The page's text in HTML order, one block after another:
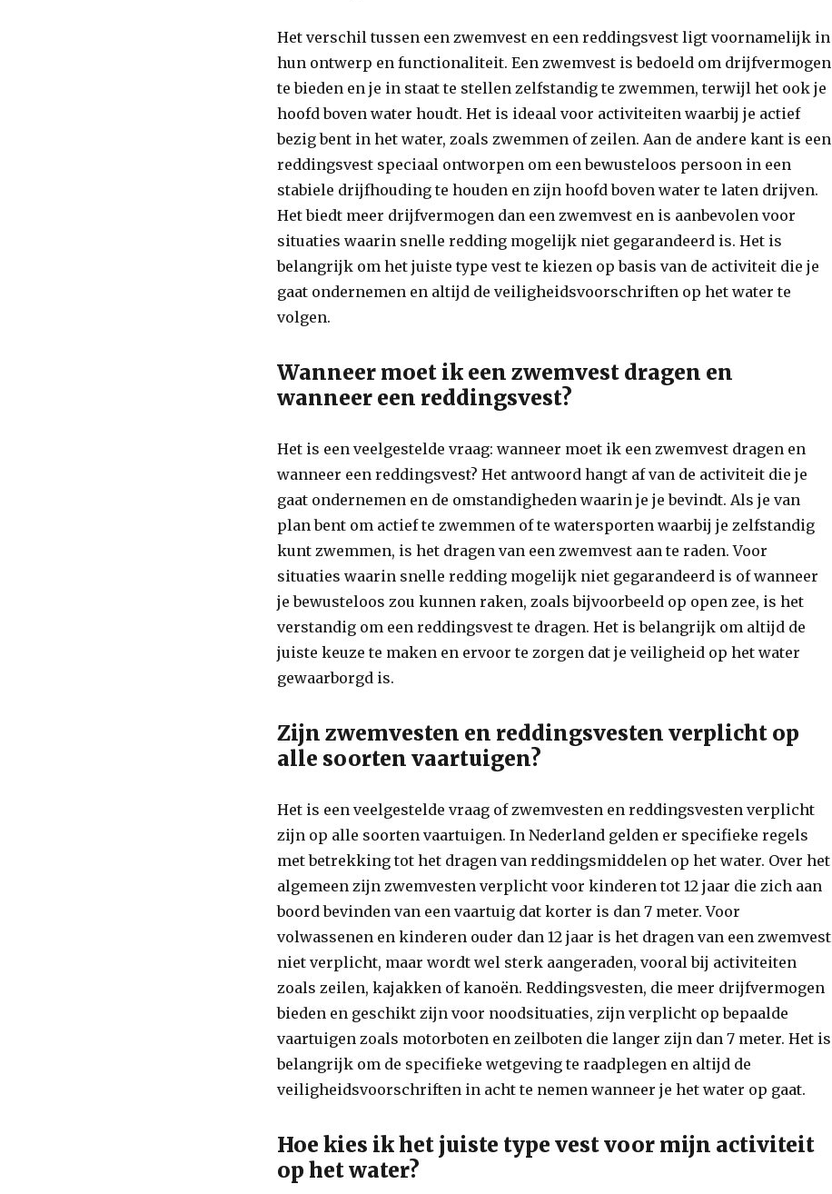
Het verschil tussen een zwemvest en een reddingsvest ligt voornamelijk in
hun ontwerp en functionaliteit. Een zwemvest is bedoeld om drijfvermogen
te bieden en je in staat te stellen zelfstandig te zwemmen, terwijl het ook je
hoofd boven water houdt. Het is ideaal voor activiteiten waarbij je actief
bezig bent in het water, zoals zwemmen of zeilen. Aan de andere kant is een
reddingsvest speciaal ontworpen om een bewusteloos persoon in een
stabiele drijfhouding te houden en zijn hoofd boven water te laten drijven.
Het biedt meer drijfvermogen dan een zwemvest en is aanbevolen voor
situaties waarin snelle redding mogelijk niet gegarandeerd is. Het is
belangrijk om het juiste type vest te kiezen op basis van de activiteit die je
gaat ondernemen en altijd de veiligheidsvoorschriften op het water te
volgen.
Wanneer moet ik een zwemvest dragen en
wanneer een reddingsvest?
Het is een veelgestelde vraag: wanneer moet ik een zwemvest dragen en
wanneer een reddingsvest? Het antwoord hangt af van de activiteit die je
gaat ondernemen en de omstandigheden waarin je je bevindt. Als je van
plan bent om actief te zwemmen of te watersporten waarbij je zelfstandig
kunt zwemmen, is het dragen van een zwemvest aan te raden. Voor
situaties waarin snelle redding mogelijk niet gegarandeerd is of wanneer
je bewusteloos zou kunnen raken, zoals bijvoorbeeld op open zee, is het
verstandig om een reddingsvest te dragen. Het is belangrijk om altijd de
juiste keuze te maken en ervoor te zorgen dat je veiligheid op het water
gewaarborgd is.
Zijn zwemvesten en reddingsvesten verplicht op
alle soorten vaartuigen?
Het is een veelgestelde vraag of zwemvesten en reddingsvesten verplicht
zijn op alle soorten vaartuigen. In Nederland gelden er specifieke regels
met betrekking tot het dragen van reddingsmiddelen op het water. Over het
algemeen zijn zwemvesten verplicht voor kinderen tot 12 jaar die zich aan
boord bevinden van een vaartuig dat korter is dan 7 meter. Voor
volwassenen en kinderen ouder dan 12 jaar is het dragen van een zwemvest
niet verplicht, maar wordt wel sterk aangeraden, vooral bij activiteiten
zoals zeilen, kajakken of kanoën. Reddingsvesten, die meer drijfvermogen
bieden en geschikt zijn voor noodsituaties, zijn verplicht op bepaalde
vaartuigen zoals motorboten en zeilboten die langer zijn dan 7 meter. Het is
belangrijk om de specifieke wetgeving te raadplegen en altijd de
veiligheidsvoorschriften in acht te nemen wanneer je het water op gaat.
Hoe kies ik het juiste type vest voor mijn activiteit
op het water?